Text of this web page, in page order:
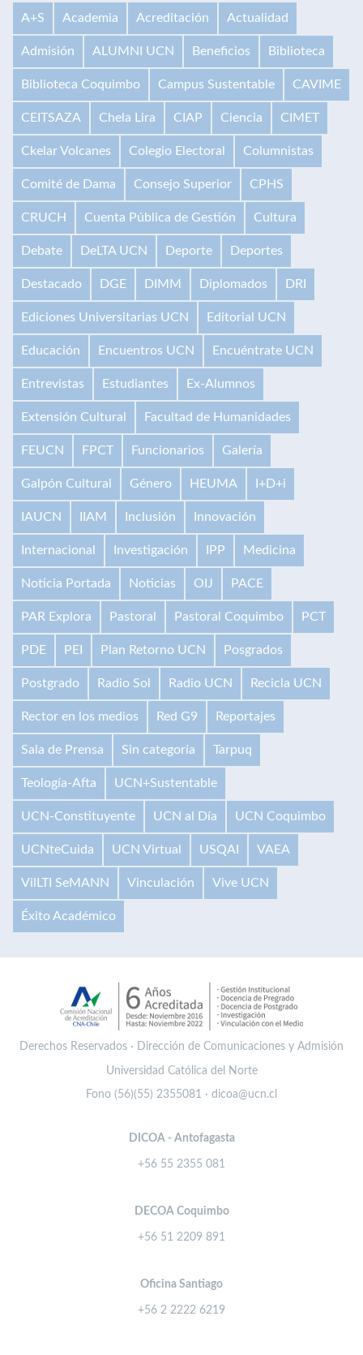
A+S Academia Acreditación Actualidad
Admisión ALUMNI UCN Beneficios Biblioteca
Biblioteca Coquimbo Campus Sustentable CAVIME
CEITSAZA Chela Lira CIAP Ciencia CIMET
Ckelar Volcanes Colegio Electoral Columnistas
Comité de Dama Consejo Superior CPHS
CRUCH Cuenta Pública de Gestión Cultura
Debate DeLTA UCN Deporte Deportes
Destacado DGE DIMM Diplomados DRI
Ediciones Universitarias UCN Editorial UCN
Educación Encuentros UCN Encuéntrate UCN
Entrevistas Estudiantes Ex-Alumnos
Extensión Cultural Facultad de Humanidades
FEUCN FPCT Funcionarios Galería
Galpón Cultural Género HEUMA I+D+i
IAUCN IIAM Inclusión Innovación
Internacional Investigación IPP Medicina
Noticia Portada Noticias OIJ PACE
PAR Explora Pastoral Pastoral Coquimbo PCT
PDE PEI Plan Retorno UCN Posgrados
Postgrado Radio Sol Radio UCN Recicla UCN
Rector en los medios Red G9 Reportajes
Sala de Prensa Sin categoría Tarpuq
Teología-Afta UCN+Sustentable
UCN-Constituyente UCN al Día UCN Coquimbo
UCNteCuida UCN Virtual USQAI VAEA
VilLTI SeMANN Vinculación Vive UCN
Éxito Académico
Derechos Reservados · Dirección de Comunicaciones y Admisión
Universidad Católica del Norte
Fono (56)(55) 2355081 · dicoa@ucn.cl
DICOA - Antofagasta
+56 55 2355 081
DECOA Coquimbo
+56 51 2209 891
Oficina Santiago
+56 2 2222 6219